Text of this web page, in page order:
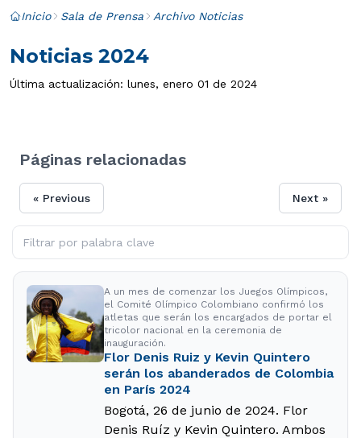
Inicio Sala de Prensa Archivo Noticias
Noticias 2024
Última actualización: lunes, enero 01 de 2024
Páginas relacionadas
« Previous Next »
A un mes de comenzar los Juegos Olímpicos,
el Comité Olímpico Colombiano confirmó los
atletas que serán los encargados de portar el
tricolor nacional en la ceremonia de
inauguración.
Flor Denis Ruiz y Kevin Quintero
serán los abanderados de Colombia
en París 2024
Bogotá, 26 de junio de 2024. Flor
Denis Ruíz y Kevin Quintero. Ambos